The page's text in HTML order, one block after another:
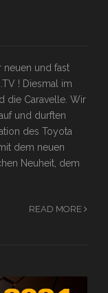
und fast
! Diesmal im
die Caravelle. Wir
und durften
des Toyota
dem neuen
Neuheit, dem
READ MORE